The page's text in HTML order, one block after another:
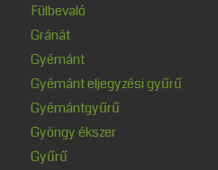
Fülbevaló
Gránát
Gyémánt
Gyémánt eljegyzési gyűrű
Gyémántgyűrű
Gyöngy ékszer
Gyűrű